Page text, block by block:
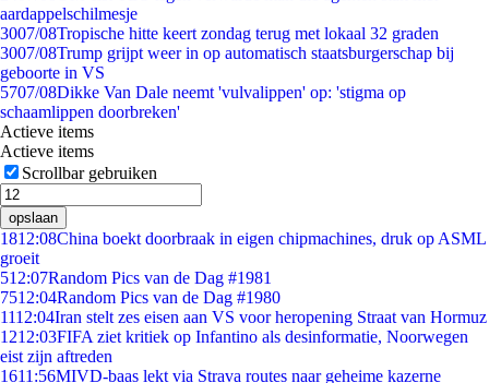
aardappelschilmesje
3007/08Tropische hitte keert zondag terug met lokaal 32 graden
3007/08Trump grijpt weer in op automatisch staatsburgerschap bij
geboorte in VS
5707/08Dikke Van Dale neemt 'vulvalippen' op: 'stigma op
schaamlippen doorbreken'
Actieve items
Actieve items
Scrollbar gebruiken
opslaan
1812:08China boekt doorbraak in eigen chipmachines, druk op ASML
groeit
512:07Random Pics van de Dag #1981
7512:04Random Pics van de Dag #1980
1112:04Iran stelt zes eisen aan VS voor heropening Straat van Hormuz
1212:03FIFA ziet kritiek op Infantino als desinformatie, Noorwegen
eist zijn aftreden
1611:56MIVD-baas lekt via Strava routes naar geheime kazerne